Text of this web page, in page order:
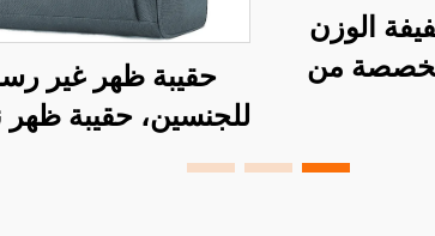
الوزن
من
حقيبة ظهر غير
للجنسين، حقيبة ظهر
للكمبيوتر، كبيرة